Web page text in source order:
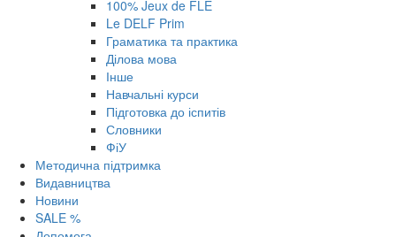
100% Jeux de FLE
Le DELF Prim
Граматика та практика
Ділова мова
Інше
Навчальні курси
Підготовка до іспитів
Словники
ФіУ
Методична підтримка
Видавництва
Новини
SALE %